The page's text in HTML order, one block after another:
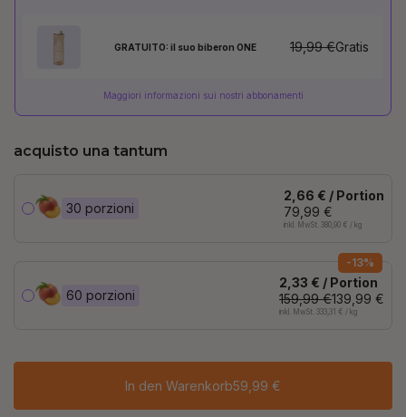
GRATUITO: il suo biberon ONE 19,99 €Gratis
Maggiori informazioni sui nostri abbonamenti
acquisto una tantum
30 porzioni
2,66 € / Portion
79,99 €
inkl. MwSt. 380,90 € / kg
-13%
60 porzioni
2,33 € / Portion
159,99 €139,99 €
inkl. MwSt. 333,31 € / kg
In den Warenkorb59,99 €